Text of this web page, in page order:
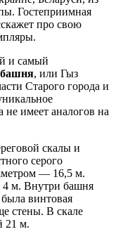
Гостеприимная
про свою
и самый
, или Гыз
Старого города и
не имеет аналогов на
скалы и
серого
— 16,5 м.
4 м. Внутри башня
винтовая
стены. В скале
21 м.